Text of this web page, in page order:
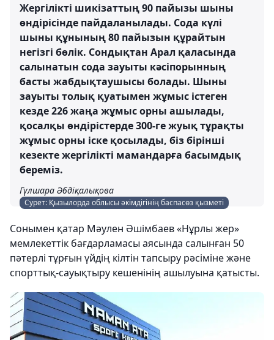
Жергілікті шикізаттың 90 пайызы шыны
өндірісінде пайдаланылады. Сода күлі
шыны құнының 80 пайызын құрайтын
негізгі бөлік. Сондықтан Арал қаласында
салынатын сода зауыты кәсіпорынның
басты жабдықтаушысы болады. Шыны
зауыты толық қуатымен жұмыс істеген
кезде 226 жаңа жұмыс орны ашылады,
қосалқы өндірістерде 300-ге жуық тұрақты
жұмыс орны іске қосылады, біз бірінші
кезекте жергілікті мамандарға басымдық
береміз.
Гүлшара Әбдіқалықова
Сурет: Қызылорда облысы әкімдігінің баспасөз қызметі
Сонымен қатар Мәулен Әшімбаев «Нұрлы жер»
мемлекеттік бағдарламасы аясында салынған 50
пәтерлі тұрғын үйдің кілтін тапсыру рәсіміне және
спорттық-сауықтыру кешенінің ашылуына қатысты.